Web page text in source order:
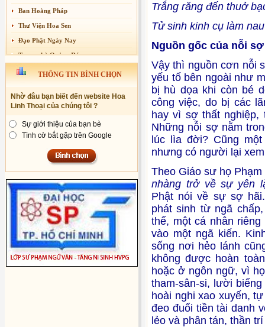
Ban Hoằng Pháp
Thư Viện Hoa Sen
Đạo Phật Ngày Nay
Trang nhà Quảng Đức
Báo Giác Ngộ
THÔNG TIN BÌNH CHỌN
Nhờ đâu bạn biết đến website Hoa
Linh Thoại của chúng tôi ?
Sự giới thiệu của bạn bè
Tình cờ bắt gặp trên Google
Trắng răng đến thuở
Tử sinh kinh cụ làm nau
Nguồn gốc của nỗi sợ
Vậy thì nguồn cơn nỗi
yếu tố bên ngoài như
bị hù dọa khi còn bé
công việc, do bị các
hay vì sợ thất
Những nỗi sợ nằm
lúc lìa đời? Cũng
nhưng có người lại
Theo Giáo sư họ Phạm
nhàng trở về sự yên
Phật nói về sự sợ
phát sinh từ ngã
thể, một cá nhân
vào một ngã kiến.
sống nơi hẻo lánh
không được hoàn
hoặc ở ngôn ngữ, vì
tham-sân-si, lười
hoài nghi xao xuyến,
đeo đuổi tiền tài danh
lẻo và phân tán, thần